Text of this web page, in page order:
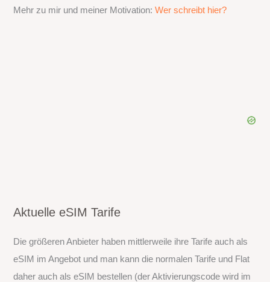
Mehr zu mir und meiner Motivation:Wer schreibt hier?
Aktuelle eSIM Tarife
Die größeren Anbieter haben mittlerweile ihre Tarife auch als
eSIM im Angebot und man kann die normalen Tarife und Flat
daher auch als eSIM bestellen (der Aktivierungscode wird im